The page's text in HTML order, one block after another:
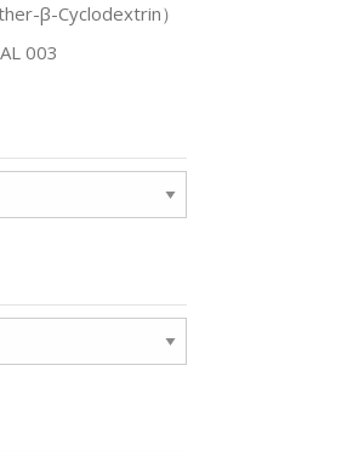
β-Cyclodextrin）
003